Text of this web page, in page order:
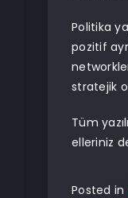
Politika
pozitif
stratejik
Tüm
elleriniz
Posted in